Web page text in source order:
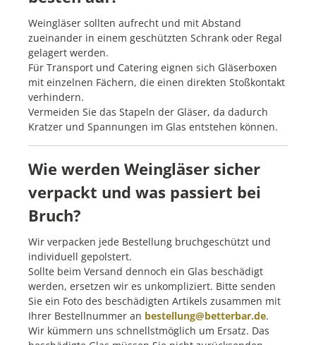
Weingläser sollten aufrecht und mit Abstand
zueinander in einem geschützten Schrank oder Regal
gelagert werden.
Für Transport und Catering eignen sich Gläserboxen
mit einzelnen Fächern, die einen direkten Stoßkontakt
verhindern.
Vermeiden Sie das Stapeln der Gläser, da dadurch
Kratzer und Spannungen im Glas entstehen können.
Wie werden Weingläser sicher
verpackt und was passiert bei
Bruch?
Wir verpacken jede Bestellung bruchgeschützt und
individuell gepolstert.
Sollte beim Versand dennoch ein Glas beschädigt
werden, ersetzen wir es unkompliziert. Bitte senden
Sie ein Foto des beschädigten Artikels zusammen mit
Ihrer Bestellnummer an bestellung@betterbar.de.
Wir kümmern uns schnellstmöglich um Ersatz. Das